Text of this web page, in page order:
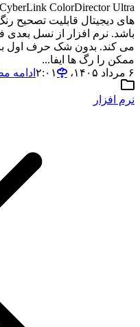
های دیجیتال قابلیت تصحیح
می کند. بدون شک حرف اول
ممکن را رگ ها ایفا...
۶ مرداد ۱۴۰۵،‏ ۲:۰۱
ادامه
نرم افزار